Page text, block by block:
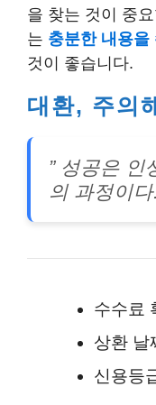
을 찾는 것이 중
는 충분한 내용을
것이 좋습니다.
대환, 주의
” 성공은 인
의 과정이
수수료
상환 날
신용등